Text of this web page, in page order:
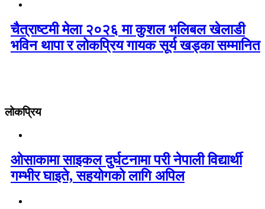
चैत्राष्टमी मेला २०२६ मा कुशल भलिबल खेलाडी
भविन थापा र लोकप्रिय गायक सूर्य खड्का सम्मानित
लोकप्रिय
ओसाकामा साइकल दुर्घटनामा परी नेपाली विद्यार्थी
गम्भीर घाइते, सहयोगको लागि अपिल